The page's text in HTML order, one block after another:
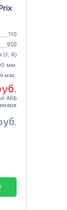
110
950
(1, R)
мм.
мес.
АКБ